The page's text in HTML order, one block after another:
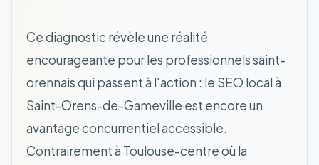
Ce diagnostic révèle une réalité
encourageante pour les professionnels saint-
orennais qui passent à l'action : le SEO local à
Saint-Orens-de-Gameville est encore un
avantage concurrentiel accessible.
Contrairement à Toulouse-centre où la